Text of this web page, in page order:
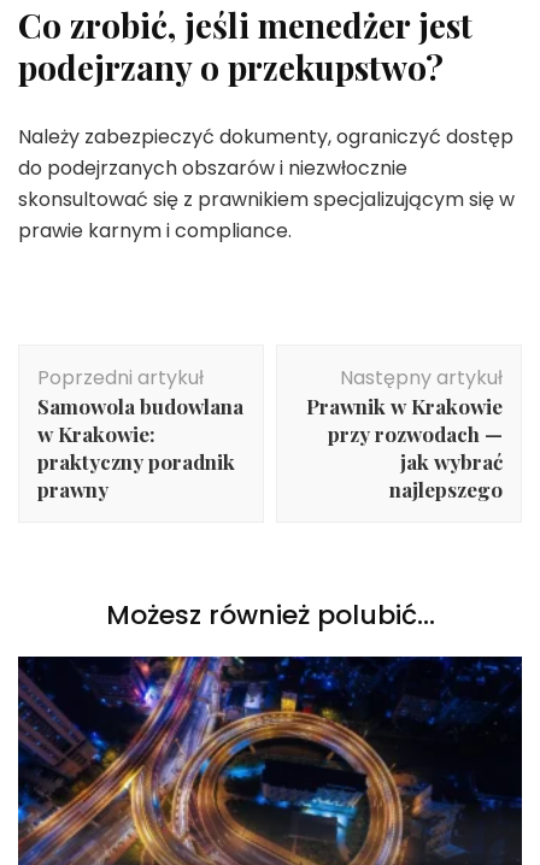
Co zrobić, jeśli menedżer jest
podejrzany o przekupstwo?
Należy zabezpieczyć dokumenty, ograniczyć dostęp
do podejrzanych obszarów i niezwłocznie
skonsultować się z prawnikiem specjalizującym się w
prawie karnym i compliance.
wpisu
Poprzedni artykuł
Samowola budowlana
w Krakowie:
praktyczny poradnik
prawny
Następny artykuł
Prawnik w Krakowie
przy rozwodach —
jak wybrać
najlepszego
Możesz również polubić…